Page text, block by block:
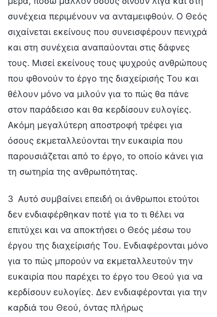
συνέχεια περιμένουν να ανταμειφθούν. Ο Θεός
σιχαίνεται εκείνους που συνεισφέρουν πενιχρά
και στη συνέχεια αναπαύονται στις δάφνες
τους. Μισεί εκείνους τους ψυχρούς ανθρώπους
που φθονούν το έργο της διαχείρισής Του και
θέλουν μόνο να μιλούν για το πώς θα πάνε
στον παράδεισο και θα κερδίσουν ευλογίες.
Ακόμη μεγαλύτερη αποστροφή τρέφει για
όσους εκμεταλλεύονται την ευκαιρία που
παρουσιάζεται από το έργο, το οποίο κάνει για
τη σωτηρία της ανθρωπότητας.
3 Αυτό συμβαίνει επειδή οι άνθρωποι ετούτοι
δεν ενδιαφέρθηκαν ποτέ για το τι θέλει να
επιτύχει και να αποκτήσει ο Θεός μέσω του
έργου της διαχείρισής Του. Ενδιαφέρονται μόνο
για το πώς μπορούν να εκμεταλλευτούν την
ευκαιρία που παρέχει το έργο του Θεού για να
κερδίσουν ευλογίες. Δεν ενδιαφέρονται για την
καρδιά του Θεού, όντας πλήρως